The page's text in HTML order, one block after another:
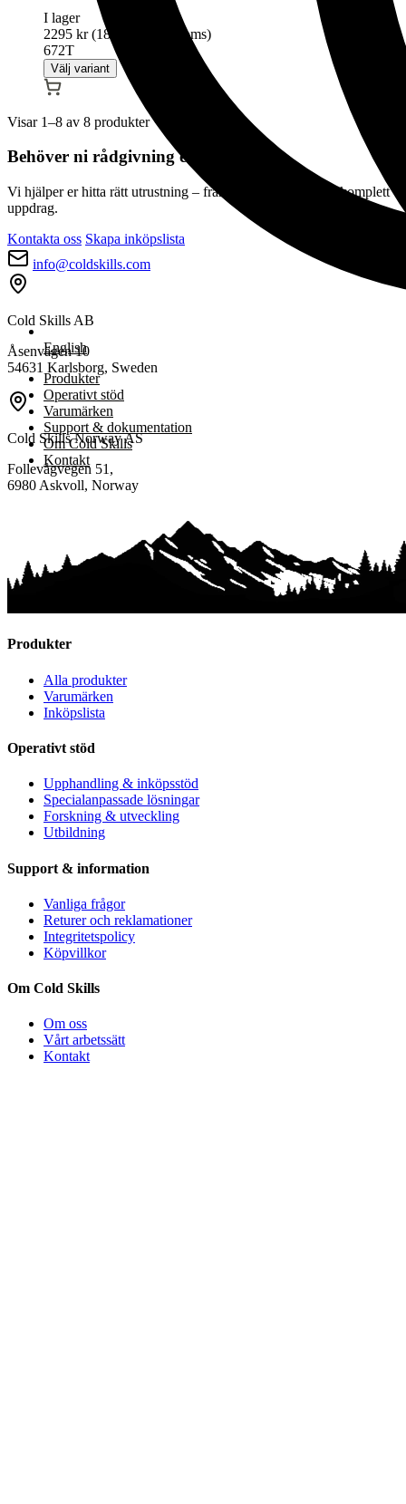
English
Produkter
Operativt stöd
Varumärken
Support & dokumentation
Om Cold Skills
Kontakt
I lager
2295 kr (1836
exkl moms)
672T
Välj variant
Den
produkten
flera
varianter.
olika
väljas
på
Visar 1–8 av 8 produkter
Behöver ni rådgivning eller offert?
Vi hjälper er hitta rätt utrustning – från enskild produkt till komplett
uppdrag.
Kontakta oss Skapa inköpslista
info@coldskills.com
Cold Skills AB
Åsenvägen 10
54631 Karlsborg, Sweden
Cold Skills Norway AS
Follevågvegen 51,
6980 Askvoll, Norway
Produkter
Alla produkter
Varumärken
Inköpslista
Operativt stöd
Upphandling & inköpsstöd
Specialanpassade lösningar
Forskning & utveckling
Utbildning
Support & information
Vanliga frågor
Returer och reklamationer
Integritetspolicy
Köpvillkor
Om Cold Skills
Om oss
Vårt arbetssätt
Kontakt